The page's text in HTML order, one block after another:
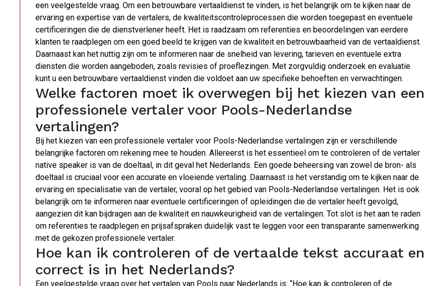
een veelgestelde vraag. Om een betrouwbare vertaaldienst te vinden, is het belangrijk om te kijken naar de
ervaring en expertise van de vertalers, de kwaliteitscontroleprocessen die worden toegepast en eventuele
certificeringen die de dienstverlener heeft. Het is raadzaam om referenties en beoordelingen van eerdere
klanten te raadplegen om een goed beeld te krijgen van de kwaliteit en betrouwbaarheid van de vertaaldienst.
Daarnaast kan het nuttig zijn om te informeren naar de snelheid van levering, tarieven en eventuele extra
diensten die worden aangeboden, zoals revisies of proeflezingen. Met zorgvuldig onderzoek en evaluatie
kunt u een betrouwbare vertaaldienst vinden die voldoet aan uw specifieke behoeften en verwachtingen.
Welke factoren moet ik overwegen bij het kiezen van een
professionele vertaler voor Pools-Nederlandse
vertalingen?
Bij het kiezen van een professionele vertaler voor Pools-Nederlandse vertalingen zijn er verschillende
belangrijke factoren om rekening mee te houden. Allereerst is het essentieel om te controleren of de vertaler
native speaker is van de doeltaal, in dit geval het Nederlands. Een goede beheersing van zowel de bron- als
doeltaal is cruciaal voor een accurate en vloeiende vertaling. Daarnaast is het verstandig om te kijken naar de
ervaring en specialisatie van de vertaler, vooral op het gebied van Pools-Nederlandse vertalingen. Het is ook
belangrijk om te informeren naar eventuele certificeringen of opleidingen die de vertaler heeft gevolgd,
aangezien dit kan bijdragen aan de kwaliteit en nauwkeurigheid van de vertalingen. Tot slot is het aan te raden
om referenties te raadplegen en prijsafspraken duidelijk vast te leggen voor een transparante samenwerking
met de gekozen professionele vertaler.
Hoe kan ik controleren of de vertaalde tekst accuraat en
correct is in het Nederlands?
Een veelgestelde vraag over het vertalen van Pools naar Nederlands is: “Hoe kan ik controleren of de